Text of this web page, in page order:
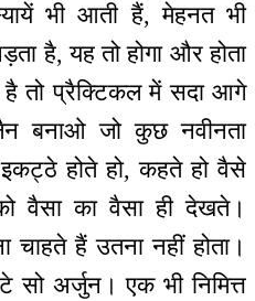
भी आती हैं, मेहनत भी
है, यह तो होगा और होता
है तो प्रैक्टिकल में सदा आगे
बनाओ जो कुछ नवीनता
इकट्ठे होते हो, कहते हो वैसे
वैसा का वैसा ही देखते।
चाहते हैं उतना नहीं होता।
अर्जुन। एक भी निमित्त